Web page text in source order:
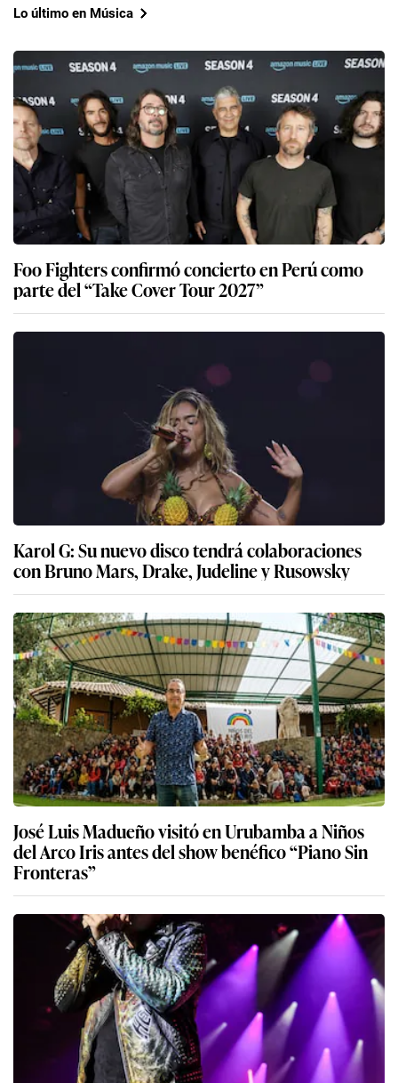
Lo último en Música
Foo Fighters confirmó concierto en Perú como
parte del “Take Cover Tour 2027”
Karol G: Su nuevo disco tendrá colaboraciones
con Bruno Mars, Drake, Judeline y Rusowsky
José Luis Madueño visitó en Urubamba a Niños
del Arco Iris antes del show benéfico “Piano Sin
Fronteras”